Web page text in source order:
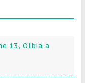
13, Olbia a